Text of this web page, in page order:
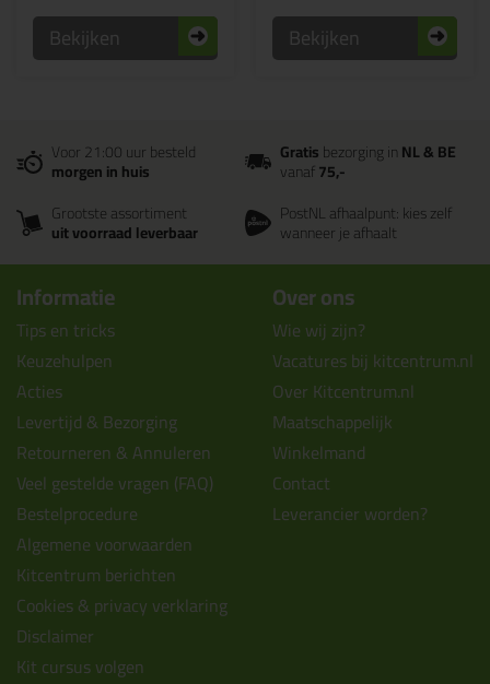
Bekijken Bekijken
Voor 21:00 uur besteld
morgen in huis
Gratisbezorging inNL & BE
vanaf75,-
Grootste assortiment
uit voorraad leverbaar
PostNL afhaalpunt: kies zelf
wanneer je afhaalt
Informatie
Tips en tricks
Keuzehulpen
Acties
Levertijd & Bezorging
Retourneren & Annuleren
Veel gestelde vragen (FAQ)
Bestelprocedure
Algemene voorwaarden
Kitcentrum berichten
Cookies & privacy verklaring
Disclaimer
Kit cursus volgen
Over ons
Wie wij zijn?
Vacatures bij kitcentrum.nl
Over Kitcentrum.nl
Maatschappelijk
Winkelmand
Contact
Leverancier worden?